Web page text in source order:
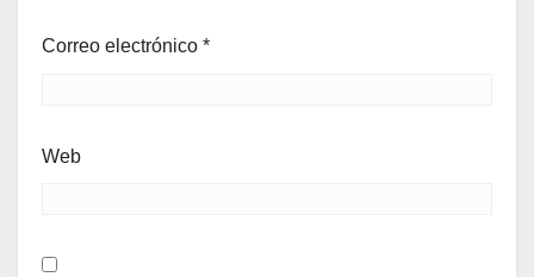
Correo electrónico *
Web